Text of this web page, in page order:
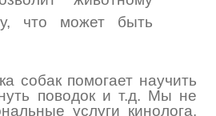
что может быть
собак помогает научить
поводок и т.д. Мы не
услуги кинолога.